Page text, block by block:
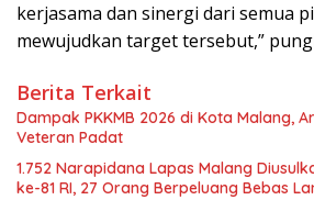
kerjasama dan sinergi dari semua
mewujudkan target tersebut,”
Berita Terkait
Dampak PKKMB 2026 di Kota Malang,
Veteran Padat
1.752 Narapidana Lapas Malang
ke-81 RI, 27 Orang Berpeluang Bebas